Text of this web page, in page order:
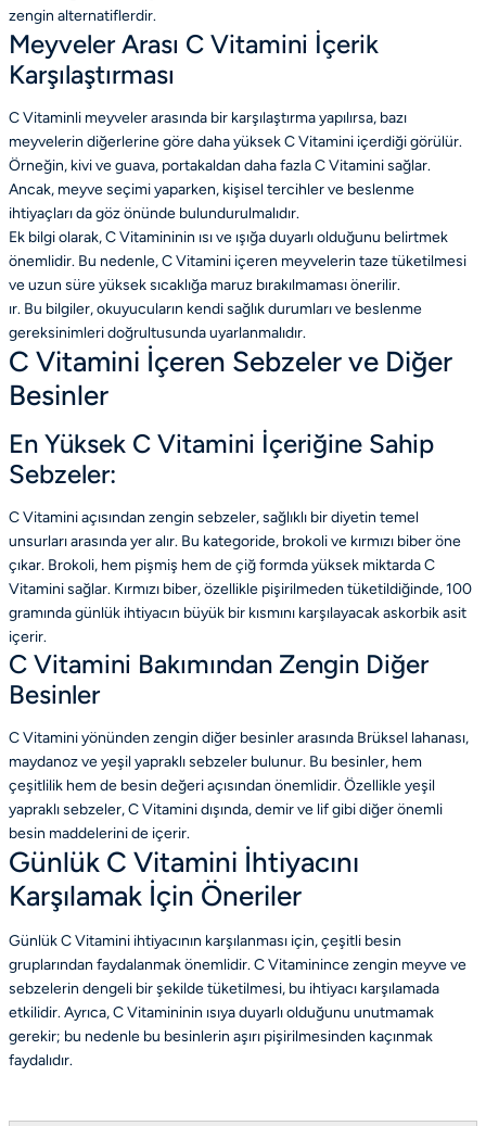
zengin alternatiflerdir.
Meyveler Arası C Vitamini İçerik
Karşılaştırması
C Vitaminli meyveler arasında bir karşılaştırma yapılırsa, bazı
meyvelerin diğerlerine göre daha yüksek C Vitamini içerdiğigörülür.
Örneğin, kivi ve guava, portakaldan daha fazla C Vitamini sağlar.
Ancak, meyve seçimi yaparken, kişisel tercihler ve beslenme
ihtiyaçları da göz önünde bulundurulmalıdır.
Ek bilgi olarak, C Vitamininin ısı ve ışığa duyarlı olduğunu belirtmek
önemlidir. Bu nedenle, C Vitamini içeren meyvelerin taze tüketilmesi
ve uzun süre yüksek sıcaklığa maruz bırakılmaması önerilir.
ır. Bu bilgiler, okuyucuların kendi sağlık durumları ve beslenme
gereksinimleri doğrultusunda uyarlanmalıdır.
C Vitamini İçeren Sebzeler ve Diğer
Besinler
En Yüksek C Vitamini İçeriğine Sahip
Sebzeler:
C Vitamini açısından zengin sebzeler, sağlıklı bir diyetin temel
unsurları arasında yer alır. Bu kategoride, brokoli ve kırmızı biber öne
çıkar. Brokoli, hem pişmiş hem de çiğ formda yüksek miktarda C
Vitamini sağlar. Kırmızı biber, özellikle pişirilmeden tüketildiğinde, 100
gramında günlük ihtiyacın büyük bir kısmını karşılayacak askorbik asit
içerir.
C Vitamini Bakımından Zengin Diğer
Besinler
C Vitamini yönünden zengin diğer besinler arasında Brüksel lahanası,
maydanoz ve yeşil yapraklı sebzeler bulunur. Bu besinler, hem
çeşitlilik hem de besin değeri açısından önemlidir. Özellikle yeşil
yapraklı sebzeler, C Vitamini dışında, demir ve lif gibi diğer önemli
besin maddelerini de içerir.
Günlük C Vitamini İhtiyacını
Karşılamak İçin Öneriler
Günlük C Vitamini ihtiyacının karşılanması için, çeşitli besin
gruplarından faydalanmak önemlidir. C Vitaminince zengin meyve ve
sebzelerin dengeli bir şekilde tüketilmesi, bu ihtiyacı karşılamada
etkilidir. Ayrıca, C Vitamininin ısıya duyarlı olduğunu unutmamak
gerekir; bu nedenle bu besinlerin aşırı pişirilmesinden kaçınmak
faydalıdır.